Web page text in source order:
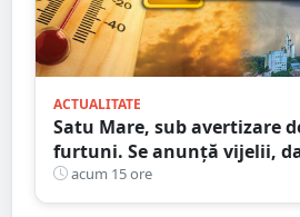
ACTUALITATE
Satu Mare, sub avertizare
furtuni. Se anunță vijelii,
ridicate. Avertizarea ANM
acum 15 ore